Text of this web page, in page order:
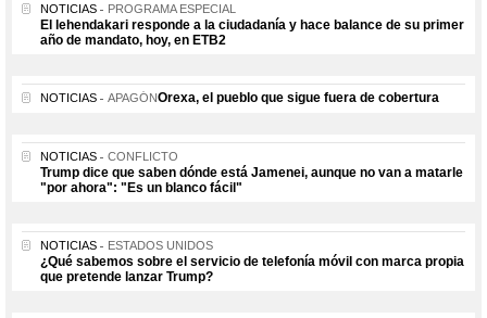
NOTICIAS PROGRAMA ESPECIAL
El lehendakari responde a la ciudadanía y hace balance de su primer
año de mandato, hoy, en ETB2
NOTICIAS APAGÓNOrexa, el pueblo que sigue fuera de cobertura
NOTICIAS CONFLICTO
Trump dice que saben dónde está Jamenei, aunque no van a matarle
"por ahora": "Es un blanco fácil"
NOTICIAS ESTADOS UNIDOS
¿Qué sabemos sobre el servicio de telefonía móvil con marca propia
que pretende lanzar Trump?